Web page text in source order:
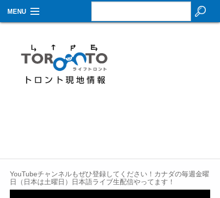
MENU
生活情報
その他
YouTubeチャンネルもぜひ登録してください！カナダの毎週金曜
日（日本は土曜日）日本語ライブ生配信やってます！